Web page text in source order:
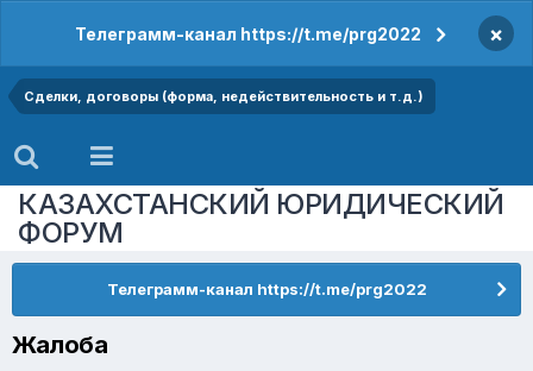
Телеграмм-канал https://t.me/prg2022 ×
Сделки, договоры (форма, недействительность и т.д.)
КАЗАХСТАНСКИЙ ЮРИДИЧЕСКИЙ
ФОРУМ
Телеграмм-канал https://t.me/prg2022
Жалоба